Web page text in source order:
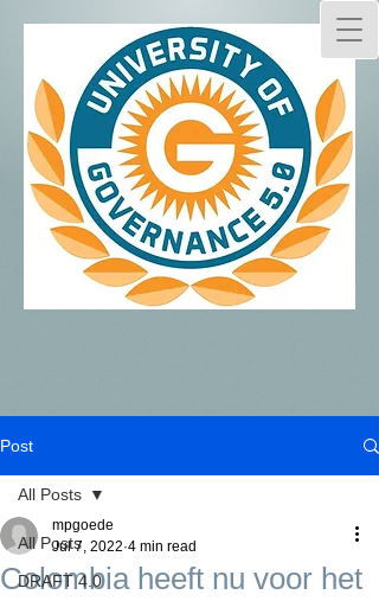
Post
All Posts
DRAFT 4.0
All Posts
Colombia heeft nu voor het
mpgoede
Jul 7, 2022 4 min read